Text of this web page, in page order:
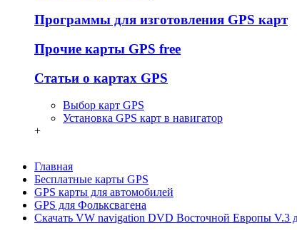
Программы для изготовления GPS карт
Прочие карты GPS free
Статьи о картах GPS
Выбор карт GPS
Установка GPS карт в навигатор
+
Главная
Бесплатные карты GPS
GPS карты для автомобилей
GPS для Фольксвагена
Скачать VW navigation DVD Восточной Европы V.3